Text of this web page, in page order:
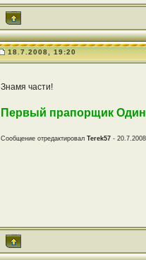
18.7.2008, 19:20
Знамя части!
Первый прапорщик
Сообщение отредактировал Terek57-